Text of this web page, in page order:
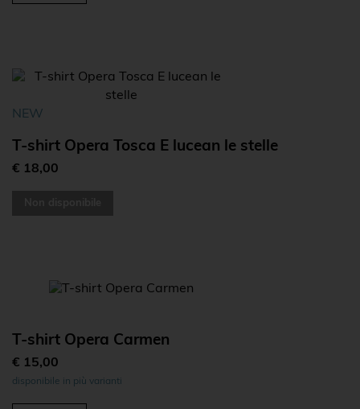
NEW
T-shirt Opera Tosca E lucean le stelle
€ 18,00
T-shirt Opera Carmen
€ 15,00
disponibile in più varianti